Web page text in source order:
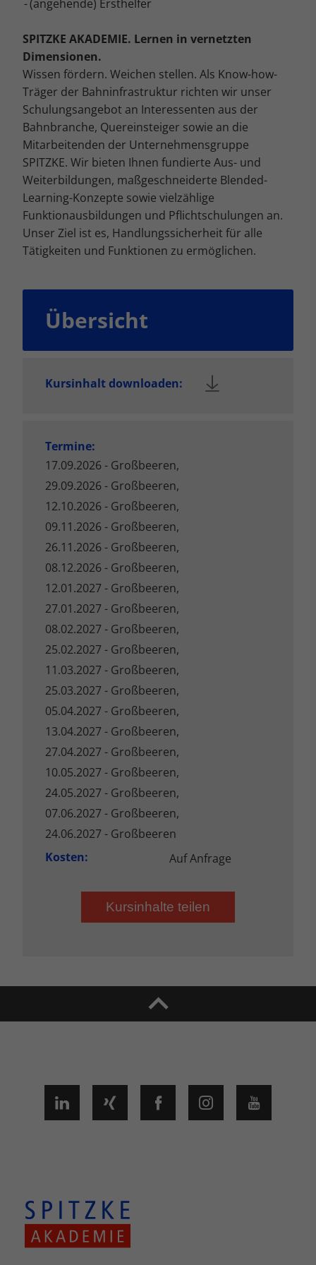
(angehende) Ersthelfer
SPITZKE AKADEMIE. Lernen in vernetzten
Dimensionen.
Wissen fördern. Weichen stellen. Als Know-how-
Träger der Bahninfrastruktur richten wir unser
Schulungsangebot an Interessenten aus der
Bahnbranche, Quereinsteiger sowie an die
Mitarbeitenden der Unternehmensgruppe
SPITZKE. Wir bieten Ihnen fundierte Aus- und
Weiterbildungen, maßgeschneiderte Blended-
Learning-Konzepte sowie vielzählige
Funktionausbildungen und Pflichtschulungen an.
Unser Ziel ist es, Handlungssicherheit für alle
Tätigkeiten und Funktionen zu ermöglichen.
Übersicht
Kursinhalt downloaden:
Termine:
17.09.2026 - Großbeeren,
29.09.2026 - Großbeeren,
12.10.2026 - Großbeeren,
09.11.2026 - Großbeeren,
26.11.2026 - Großbeeren,
08.12.2026 - Großbeeren,
12.01.2027 - Großbeeren,
27.01.2027 - Großbeeren,
08.02.2027 - Großbeeren,
25.02.2027 - Großbeeren,
11.03.2027 - Großbeeren,
25.03.2027 - Großbeeren,
05.04.2027 - Großbeeren,
13.04.2027 - Großbeeren,
27.04.2027 - Großbeeren,
10.05.2027 - Großbeeren,
24.05.2027 - Großbeeren,
07.06.2027 - Großbeeren,
24.06.2027 - Großbeeren
Kosten:
Auf Anfrage
Kursinhalte teilen
Cookie-Informationen anzeigen
Marketing (4)
Marketing-Cookies werden von Drittanbietern oder Publishern
verwendet, um personalisierte Werbung anzuzeigen. Sie tun dies, indem
sie Besucher über Websites hinweg verfolgen.
Externe Medien (5)
Inhalte von Videoplattformen und Social-Media-Plattformen werden
standardmäßig blockiert. Wenn Cookies von externen Medien akzeptiert
werden, bedarf der Zugriff auf diese Inhalte keiner manuellen
Einwilligung mehr.
Cookie-Informationen anzeigen
Datenschutzerklärung